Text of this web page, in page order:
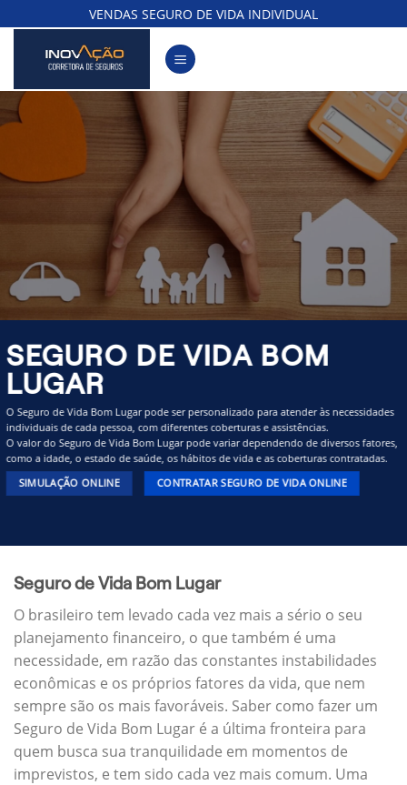
to
content
VENDAS SEGURO DE VIDA INDIVIDUAL
SEGURO DE VIDA BOM
LUGAR
O Seguro de Vida Bom Lugar pode ser personalizado para atender às necessidades
individuais de cada pessoa, com diferentes coberturas e assistências.
O valor do Seguro de Vida Bom Lugar pode variar dependendo de diversos fatores,
como a idade, o estado de saúde, os hábitos de vida e as coberturas contratadas.
SIMULAÇÃO ONLINE CONTRATAR SEGURO DE VIDA ONLINE
Seguro de Vida Bom Lugar
O brasileiro tem levado cada vez mais a sério o seu
planejamento financeiro, o que também é uma
necessidade, em razão das constantes instabilidades
econômicas e os próprios fatores da vida, que nem
sempre são os mais favoráveis. Saber como fazer um
Seguro de Vida Bom Lugar é a última fronteira para
quem busca sua tranquilidade em momentos de
imprevistos, e tem sido cada vez mais comum. Uma